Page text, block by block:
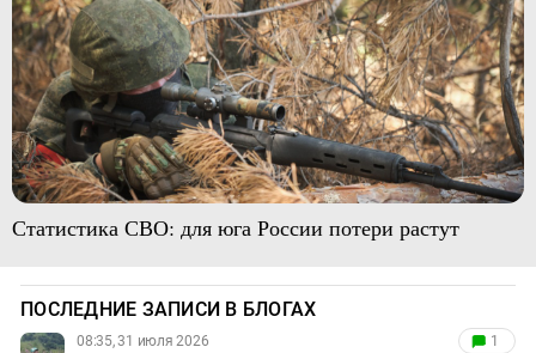
Статистика СВО: для юга России потери растут
ПОСЛЕДНИЕ ЗАПИСИ В БЛОГАХ
08:35, 31 июля 2026 1